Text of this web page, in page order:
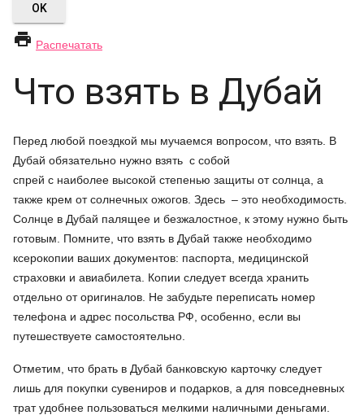
OK
 Распечатать
Что взять в Дубай
Перед любой поездкой мы мучаемся вопросом, что взять. В
Дубай обязательно нужно взять с собой
спрей с наиболее высокой степенью защиты от солнца, а
также крем от солнечных ожогов. Здесь – это необходимость.
Солнце в Дубай палящее и безжалостное, к этому нужно быть
готовым. Помните, что взять в Дубай также необходимо
ксерокопии ваших документов: паспорта, медицинской
страховки и авиабилета. Копии следует всегда хранить
отдельно от оригиналов. Не забудьте переписать номер
телефона и адрес посольства РФ, особенно, если вы
путешествуете самостоятельно.
Отметим, что брать в Дубай банковскую карточку следует
лишь для покупки сувениров и подарков, а для повседневных
трат удобнее пользоваться мелкими наличными деньгами.